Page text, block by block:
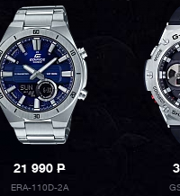
21 990P
ERA-110D-2A